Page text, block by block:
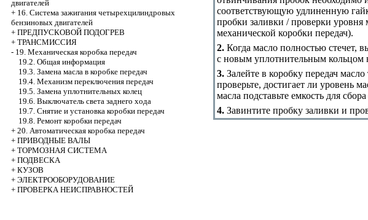
двигателей
+ 16. Система зажигания четырехцилиндровых
бензиновых двигателей
+ ПРЕДПУСКОВОЙ ПОДОГРЕВ
+ ТРАНСМИССИЯ
- 19. Механическая коробка передач
19.2. Общая информация
19.3. Замена масла в коробке передач
19.4. Механизм переключения передач
19.5. Замена уплотнительных колец
19.6. Выключатель света заднего хода
19.7. Снятие и установка коробки передач
19.8. Ремонт коробки передач
+ 20. Автоматическая коробка передач
+ ПРИВОДНЫЕ ВАЛЫ
+ ТОРМОЗНАЯ СИСТЕМА
+ ПОДВЕСКА
+ КУЗОВ
+ ЭЛЕКТРООБОРУДОВАНИЕ
+ ПРОВЕРКА НЕИСПРАВНОСТЕЙ
соответствующую удлиненную
пробки заливки / проверки уровня
механической коробки передач).
2. Когда масло полностью стечет,
с новым уплотнительным кольцом
3. Залейте в коробку передач
проверьте, достигает ли уровень
масла подставьте емкость для
4. Завинтите пробку заливки и